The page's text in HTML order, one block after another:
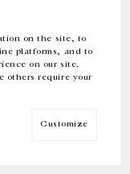
on the site, to
platforms, and to
on our site.
others require your
Customize